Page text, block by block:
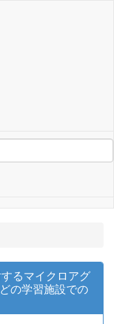
るマイクロアグ
の学習施設での